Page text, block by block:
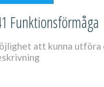
Funktionsförmåga
att kunna utföra